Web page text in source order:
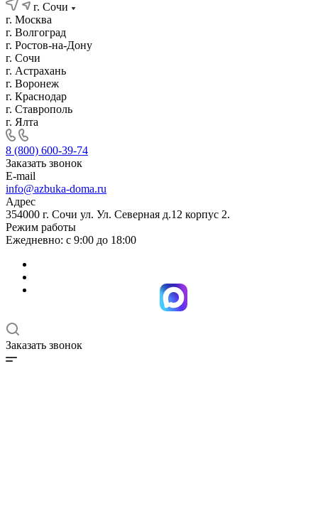
г. Сочи
г. Москва
г. Волгоград
г. Ростов-на-Дону
г. Сочи
г. Астрахань
г. Воронеж
г. Краснодар
г. Ставрополь
г. Ялта
8 (800) 600-39-74
Заказать звонок
E-mail
info@azbuka-doma.ru
Адрес
354000 г. Сочи ул. Ул. Северная д.12 корпус 2.
Режим работы
Ежедневно: с 9:00 до 18:00
Заказать звонок